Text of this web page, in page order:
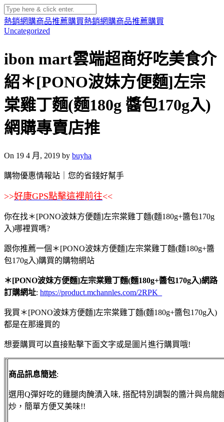
熱銷網購商品推薦購買熱銷網購商品推薦購買
Uncategorized
ibon mart雲端超商好吃美食介
紹＊[PONO波妹方便麵]左宗
棠雞丁麵(麵180g 醬包170g入)
網購專賣店推
On 19 4 月, 2019 by buyha
購物優惠情報站｜您的省錢好幫手
>>好康GPS點擊這裡前往<<
你在找＊[PONO波妹方便麵]左宗棠雞丁麵(麵180g+醬包170g
入)哪裡買嗎?
跟你推薦一個＊[PONO波妹方便麵]左宗棠雞丁麵(麵180g+醬
包170g入)購買的購物網站
＊[PONO波妹方便麵]左宗棠雞丁麵(麵180g+醬包170g入)網路
訂購網址: https://product.mchannles.com/2RPK_
我買＊[PONO波妹方便麵]左宗棠雞丁麵(麵180g+醬包170g入)
都是在那邊買的
想要購買可以直接點擊下面文字或是圖片進行購買哦!
商品訊息簡述:
選用Q彈好吃的雞腿肉醃漬入味, 搭配特別調製的醬汁與烏龍
炒，簡單方便又美味!!